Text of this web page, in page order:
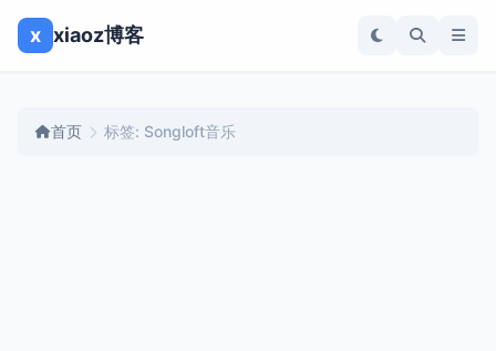
x xiaoz博客
首页 标签: Songloft音乐